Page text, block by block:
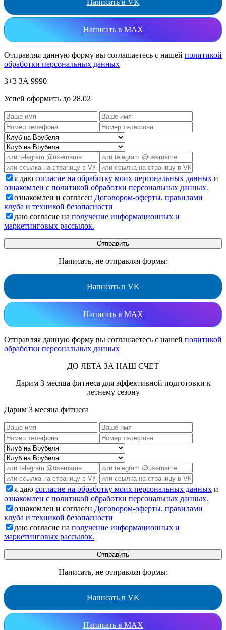
Написать в MAX
Отправляя данную форму вы соглашаетесь с нашей политикой
обработки персональных данных
3+3 ЗА 9990
Успей оформить до 28.02
я даю согласие на обработку моих персональных данных и
ознакомлен с политикой обработки персональных данных.
ознакомлен и согласен Договором-оферты, правилами
клуба и техникой безопасности
даю согласие на получение информационных и
маркетинговых рассылок.
Написать, не отправляя формы:
Написать в VK
Написать в MAX
Отправляя данную форму вы соглашаетесь с нашей политикой
обработки персональных данных
ДО ЛЕТА ЗА НАШ СЧЕТ
Дарим 3 месяца фитнеса для эффективной подготовки к
летнему сезону
Дарим 3 месяца фитнеса
я даю согласие на обработку моих персональных данных и
ознакомлен с политикой обработки персональных данных.
ознакомлен и согласен Договором-оферты, правилами
клуба и техникой безопасности
даю согласие на получение информационных и
маркетинговых рассылок.
Написать, не отправляя формы:
Написать в VK
Написать в MAX